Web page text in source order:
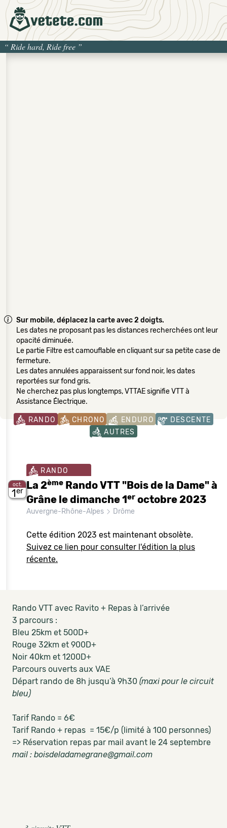
“ Ride hard, Ride free ”
Sur mobile, déplacez la carte avec 2 doigts.
Les dates ne proposant pas les distances recherchées ont leur
opacité diminuée.
Le partie Filtre est camouflable en cliquant sur sa petite case de
fermeture.
Les dates annulées apparaissent sur fond noir, les dates
reportées sur fond gris.
Ne cherchez pas plus longtemps, VTTAE signifie VTT à
Assistance Électrique.
RANDO CHRONO ENDURO
DESCENTE
AUTRES
oct.
1er
RANDO
La 2ème Rando VTT "Bois de la Dame" à
Grâne le dimanche 1er octobre 2023
Auvergne-Rhône-Alpes Drôme
Cette édition 2023 est maintenant obsolète.
Suivez ce lien pour consulter l'édition la plus
récente.
Rando VTT avec Ravito + Repas à l’arrivée
3 parcours :
Bleu 25km et 500D+
Rouge 32km et 900D+
Noir 40km et 1200D+
Parcours ouverts aux VAE
Départ rando de 8h jusqu’à 9h30 (maxi pour le circuit
bleu)
Tarif Rando = 6€
Tarif Rando + repas = 15€/p (limité à 100 personnes)
=> Réservation repas par mail avant le 24 septembre
mail : boisdeladamegrane@gmail.com